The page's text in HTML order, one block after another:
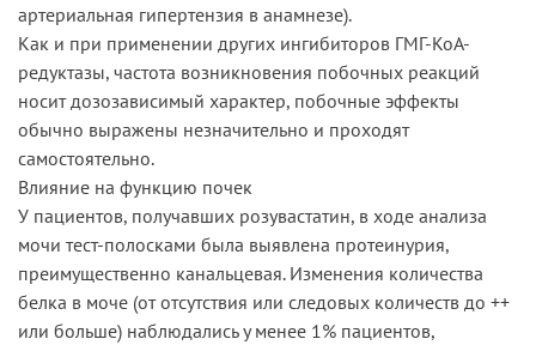
артериальная гипертензия в анамнезе).
Как и при применении других ингибиторов ГМГ-КоА-
редуктазы, частота возникновения побочных реакций
носит дозозависимый характер, побочные эффекты
обычно выражены незначительно и проходят
самостоятельно.
Влияние на функцию почек
У пациентов, получавших розувастатин, в ходе анализа
мочи тест-полосками была выявлена протеинурия,
преимущественно канальцевая. Изменения количества
белка в моче (от отсутствия или следовых количеств до ++
или больше) наблюдались у менее 1% пациентов,